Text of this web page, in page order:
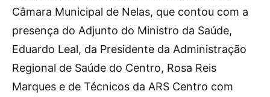
Câmara Municipal de Nelas, que contou com a
presença do Adjunto do Ministro da Saúde,
Eduardo Leal, da Presidente da Administração
Regional de Saúde do Centro, Rosa Reis
Marques e de Técnicos da ARS Centro com